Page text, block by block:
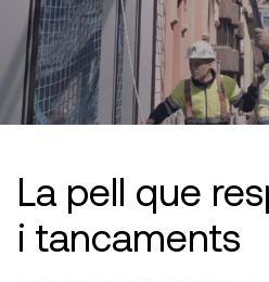
La pell que
i tancaments